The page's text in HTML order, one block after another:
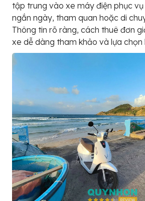
tập trung vào xe máy điện phục vụ
ngắn ngày, tham quan hoặc di
Thông tin rõ ràng, cách thuê đơn
xe dễ dàng tham khảo và lựa chọn